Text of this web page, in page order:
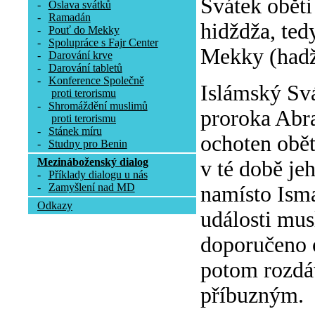
-
Oslava svátků
-
Ramadán
-
Pouť do Mekky
-
Spolupráce s Fajr Center
-
Darování krve
-
Darování tabletů
-
Konference Společně
proti terorismu
-
Shromáždění muslimů
proti terorismu
-
Stánek míru
-
Studny pro Benin
Mezináboženský dialog
-
Příklady dialogu u nás
-
Zamyšlení nad MD
Odkazy
Svátek
hidždža,
Mekky
Islámský
proroka
ochoten
v té době
namísto
události
doporučeno
potom
příbuzným.